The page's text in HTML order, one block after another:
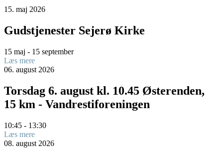
15. maj 2026
Gudstjenester Sejerø Kirke
15 maj - 15 september
Læs mere
06. august 2026
Torsdag 6. august kl. 10.45 Østerenden,
15 km - Vandrestiforeningen
10:45 - 13:30
Læs mere
08. august 2026